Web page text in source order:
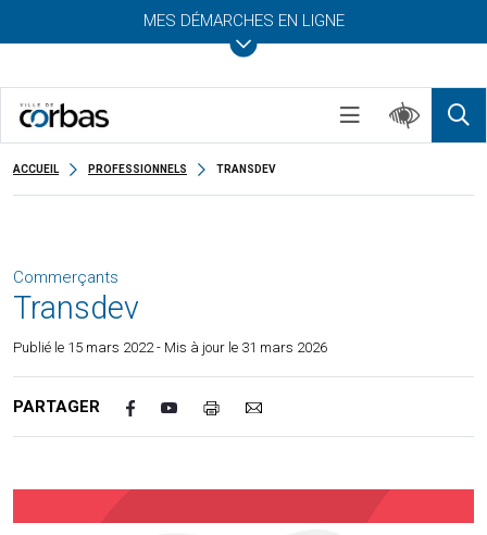
MES DÉMARCHES EN LIGNE
ACCUEIL PROFESSIONNELS TRANSDEV
Commerçants
Transdev
Publié le 15 mars 2022- Mis à jour le 31 mars 2026
PARTAGER